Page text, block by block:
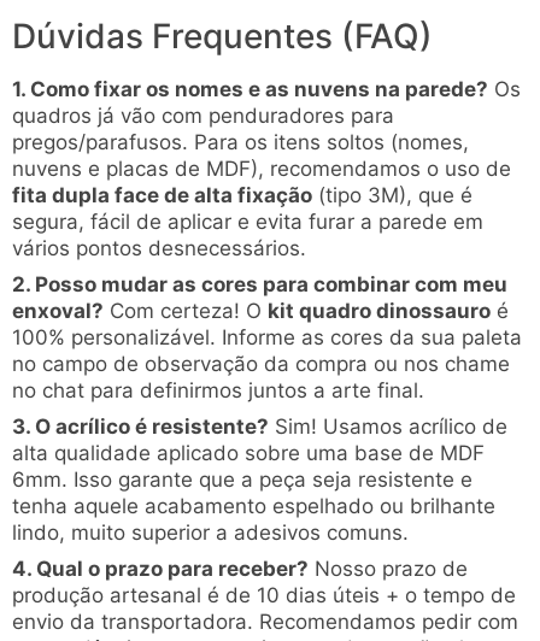
Dúvidas Frequentes (FAQ)
1. Como fixar os nomes e as nuvens na parede? Os
quadros já vão com penduradores para
pregos/parafusos. Para os itens soltos (nomes,
nuvens e placas de MDF), recomendamos o uso de
fita dupla face de alta fixação (tipo 3M), que é
segura, fácil de aplicar e evita furar a parede em
vários pontos desnecessários.
2. Posso mudar as cores para combinar com meu
enxoval? Com certeza! O kit quadro dinossauro é
100% personalizável. Informe as cores da sua paleta
no campo de observação da compra ou nos chame
no chat para definirmos juntos a arte final.
3. O acrílico é resistente? Sim! Usamos acrílico de
alta qualidade aplicado sobre uma base de MDF
6mm. Isso garante que a peça seja resistente e
tenha aquele acabamento espelhado ou brilhante
lindo, muito superior a adesivos comuns.
4. Qual o prazo para receber? Nosso prazo de
produção artesanal é de 10 dias úteis + o tempo de
envio da transportadora. Recomendamos pedir com